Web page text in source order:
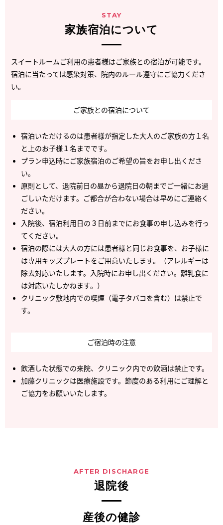
STAY
家族宿泊について
スイートルームご利用の患者様はご家族との宿泊が可能です。
宿泊に当たっては感染対策、院内のルール遵守にご協力くださ
い。
ご家族との宿泊について
宿泊いただけるのは患者様が指定した大人のご家族の方１名
と上のお子様１名までです。
プラン申込時にご家族宿泊のご希望の旨をお申し出くださ
い。
原則として、退院前日の昼から退院日の朝までご一緒にお過
ごしいただけます。ご都合が合わない場合は早めにご連絡く
ださい。
入院後、宿泊利用日の３日前までにお食事の申し込みを行っ
てください。
宿泊の際には大人の方には患者様と同じお食事を、お子様に
は専用キッズプレートをご用意いたします。（アレルギーは
除去対応いたします。入院時にお申し出ください。離乳食に
は対応いたしかねます。）
クリニック敷地内での喫煙（電子タバコを含む）は禁止で
す。
ご宿泊時の注意
飲酒した状態での来院、クリニック内での飲酒は禁止です。
加藤クリニックは医療施設です。節度のある利用にご理解と
ご協力をお願いいたします。
AFTER DISCHARGE
退院後
産後の健診